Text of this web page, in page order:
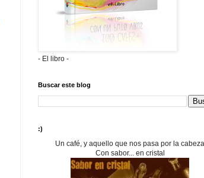
- El libro -
Buscar este blog
:)
Un café, y aquello que nos pasa por la cabeza
Con sabor... en cristal